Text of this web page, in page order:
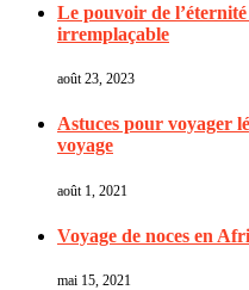
Le pouvoir de
irremplaçable
août 23, 2023
Astuces pour voyager
voyage
août 1, 2021
Voyage de noces en
mai 15, 2021